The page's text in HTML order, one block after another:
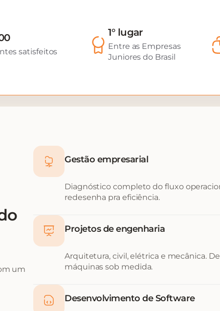
satisfeitos
1° lugar
Entre as Empresas
Juniores do Brasil
um
Gestão empresarial
Diagnóstico completo do fluxo
redesenha pra eficiência.
Projetos de engenharia
Arquitetura, civil, elétrica e mecânica.
máquinas sob medida.
Desenvolvimento de Software